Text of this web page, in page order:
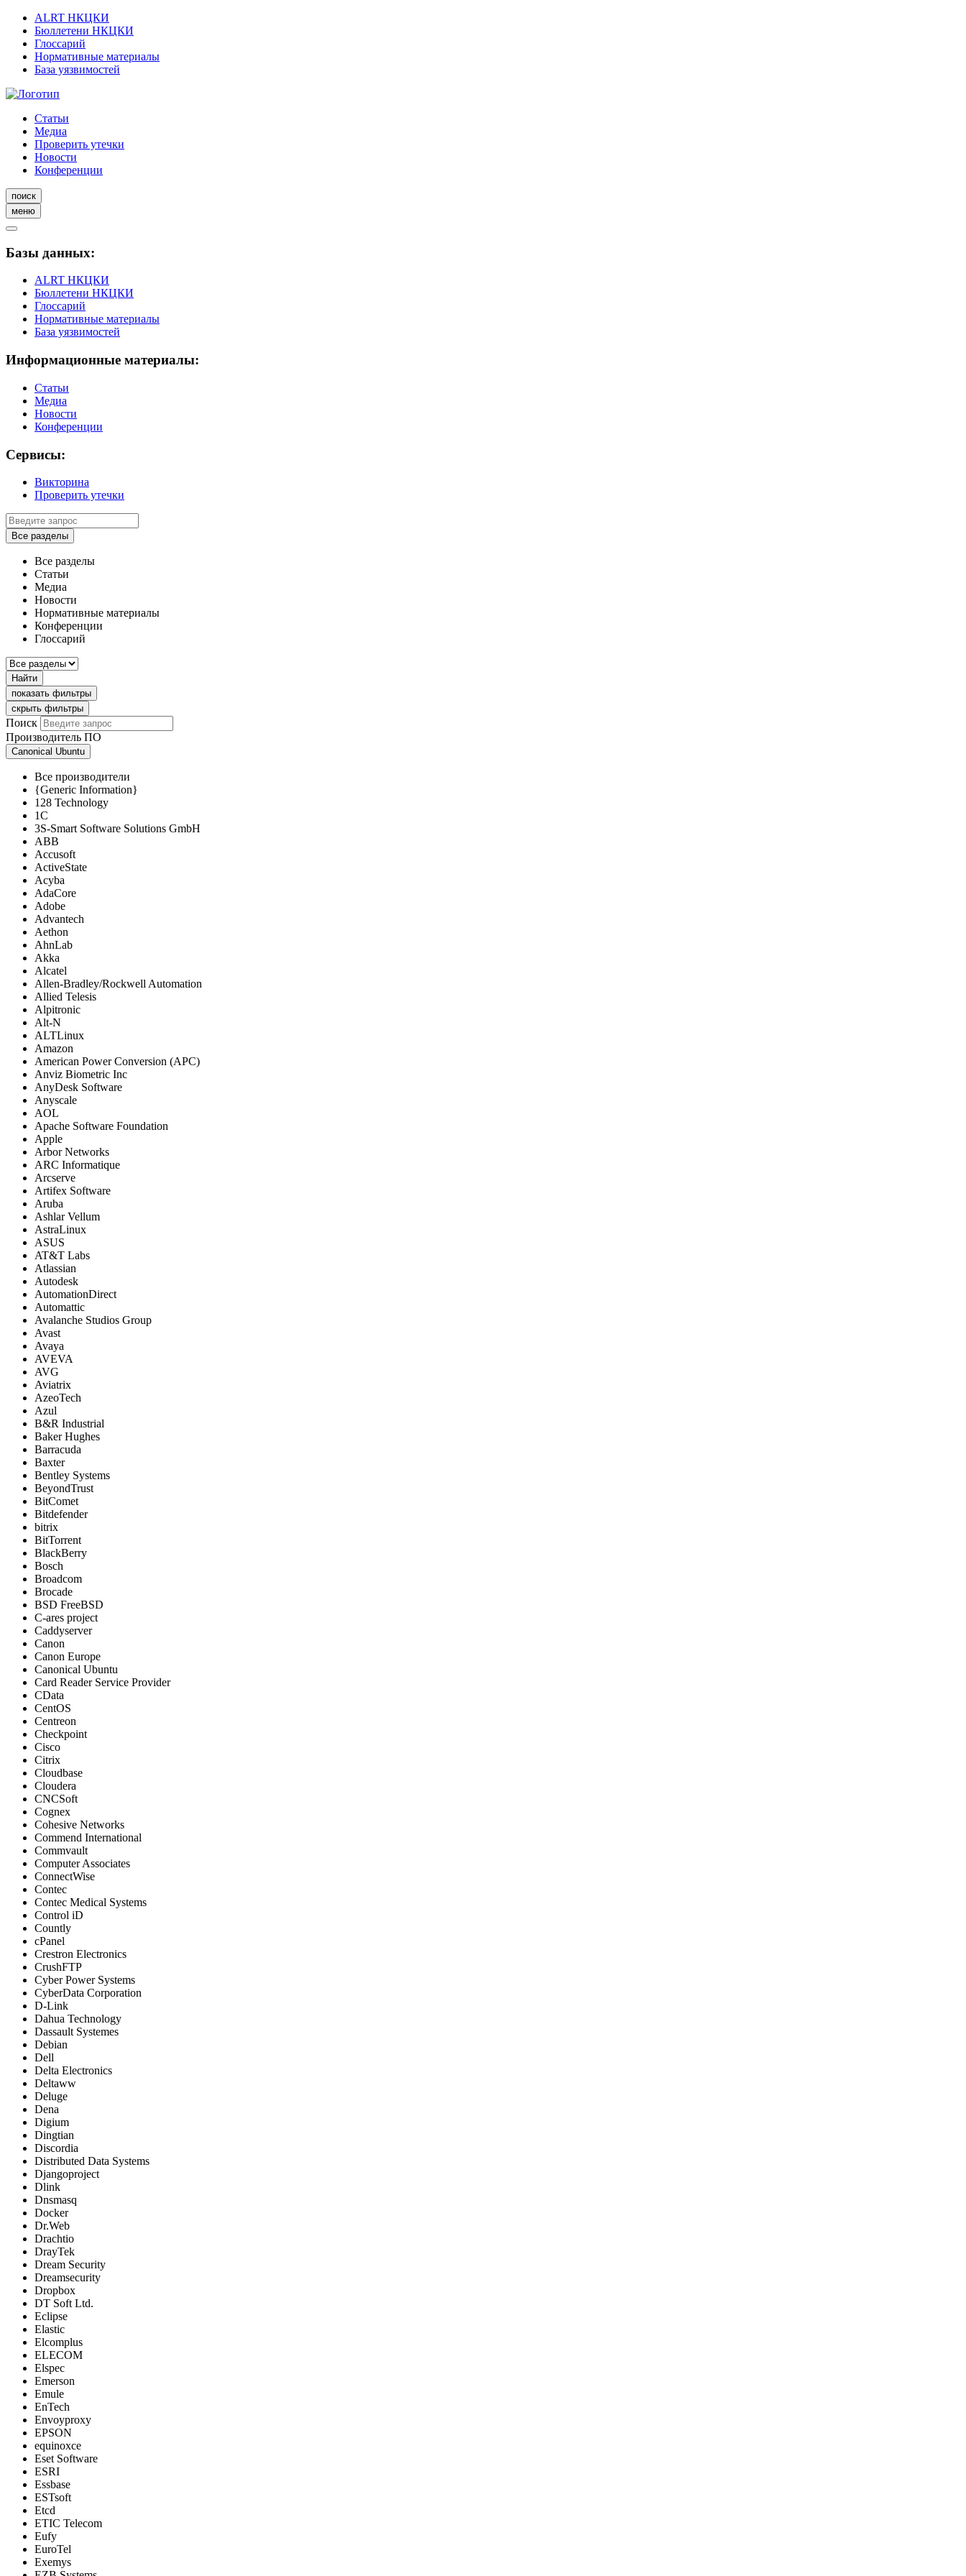
ALRT НКЦКИ
Бюллетени НКЦКИ
Глоссарий
Нормативные материалы
База уязвимостей
Статьи
Медиа
Проверить утечки
Новости
Конференции
поиск
меню
Базы данных:
ALRT НКЦКИ
Бюллетени НКЦКИ
Глоссарий
Нормативные материалы
База уязвимостей
Информационные материалы:
Статьи
Медиа
Новости
Конференции
Сервисы:
Викторина
Проверить утечки
Все разделы
Все разделы
Статьи
Медиа
Новости
Нормативные материалы
Конференции
Глоссарий
Найти
показать фильтры
скрыть фильтры
Поиск
Производитель ПО
Canonical Ubuntu
Все производители
{Generic Information}
128 Technology
1C
3S-Smart Software Solutions GmbH
ABB
Accusoft
ActiveState
Acyba
AdaCore
Adobe
Advantech
Aethon
AhnLab
Akka
Alcatel
Allen-Bradley/Rockwell Automation
Allied Telesis
Alpitronic
Alt-N
ALTLinux
Amazon
American Power Conversion (APC)
Anviz Biometric Inc
AnyDesk Software
Anyscale
AOL
Apache Software Foundation
Apple
Arbor Networks
ARC Informatique
Arcserve
Artifex Software
Aruba
Ashlar Vellum
AstraLinux
ASUS
AT&T Labs
Atlassian
Autodesk
AutomationDirect
Automattic
Avalanche Studios Group
Avast
Avaya
AVEVA
AVG
Aviatrix
AzeoTech
Azul
B&R Industrial
Baker Hughes
Barracuda
Baxter
Bentley Systems
BeyondTrust
BitComet
Bitdefender
bitrix
BitTorrent
BlackBerry
Bosch
Broadcom
Brocade
BSD FreeBSD
C-ares project
Caddyserver
Canon
Canon Europe
Canonical Ubuntu
Card Reader Service Provider
CData
CentOS
Centreon
Checkpoint
Cisco
Citrix
Cloudbase
Cloudera
CNCSoft
Cognex
Cohesive Networks
Commend International
Commvault
Computer Associates
ConnectWise
Contec
Contec Medical Systems
Control iD
Countly
cPanel
Crestron Electronics
CrushFTP
Cyber Power Systems
CyberData Corporation
D-Link
Dahua Technology
Dassault Systemes
Debian
Dell
Delta Electronics
Deltaww
Deluge
Dena
Digium
Dingtian
Discordia
Distributed Data Systems
Djangoproject
Dlink
Dnsmasq
Docker
Dr.Web
Drachtio
DrayTek
Dream Security
Dreamsecurity
Dropbox
DT Soft Ltd.
Eclipse
Elastic
Elcomplus
ELECOM
Elspec
Emerson
Emule
EnTech
Envoyproxy
EPSON
equinoxce
Eset Software
ESRI
Essbase
ESTsoft
Etcd
ETIC Telecom
Eufy
EuroTel
Exemys